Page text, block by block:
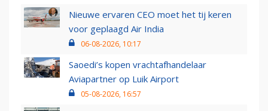
Nieuwe ervaren CEO moet het tij keren
voor geplaagd Air India
06-08-2026, 10:17
Saoedi’s kopen vrachtafhandelaar
Aviapartner op Luik Airport
05-08-2026, 16:57